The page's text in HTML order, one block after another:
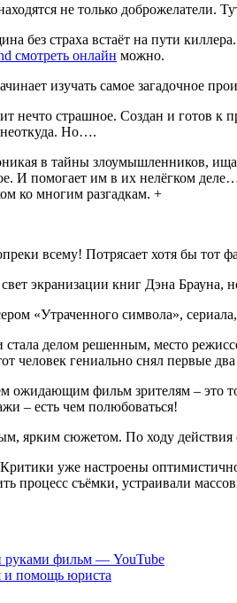
не только
без страха встаёт на пути
смотреть онлайн можно.
изучать самое загадочное
нечто страшное. Создан и готов к
Но….
в тайны злоумышленников,
И помогает им в их нелёгком
ко многим разгадкам. +
всему! Потрясает хотя бы тот
экранизации книг Дэна
«Утраченного символа»,
стала делом решенным, место
человек гениально снял первые
ожидающим фильм зрителям – это
– есть чем полюбоваться!
ярким сюжетом. По ходу действия
уже настроены
процесс съёмки, устраивали
руками фильм — YouTube
и помощь юриста